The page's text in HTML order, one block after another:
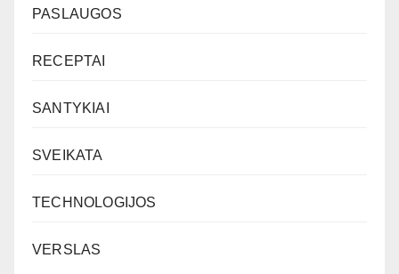
PASLAUGOS
RECEPTAI
SANTYKIAI
SVEIKATA
TECHNOLOGIJOS
VERSLAS